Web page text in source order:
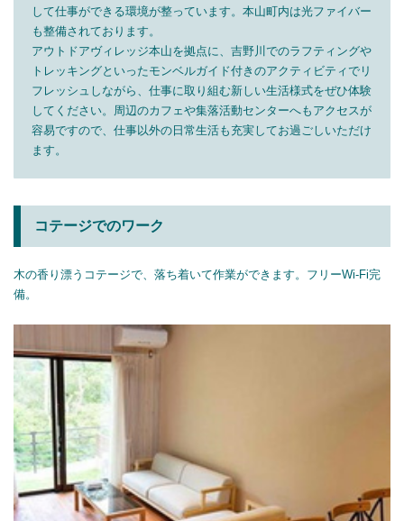
して仕事ができる環境が整っています。本山町内は光ファイバー
も整備されております。
アウトドアヴィレッジ本山を拠点に、吉野川でのラフティングや
トレッキングといったモンベルガイド付きのアクティビティでリ
フレッシュしながら、仕事に取り組む新しい生活様式をぜひ体験
してください。周辺のカフェや集落活動センターへもアクセスが
容易ですので、仕事以外の日常生活も充実してお過ごしいただけ
ます。
コテージでのワーク
木の香り漂うコテージで、落ち着いて作業ができます。フリーWi-Fi完
備。